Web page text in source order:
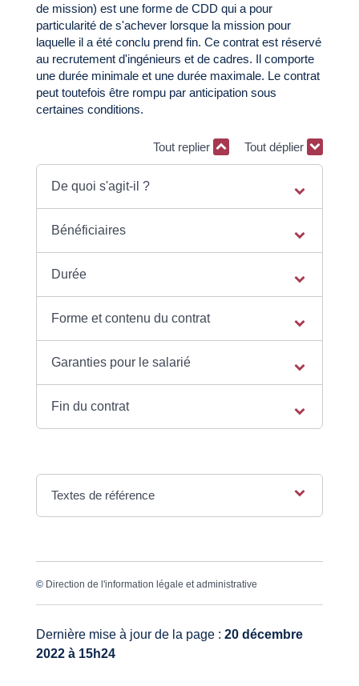
de mission) est une forme de CDD qui a pour
particularité de s'achever lorsque la mission pour
laquelle il a été conclu prend fin. Ce contrat est réservé
au recrutement d'ingénieurs et de cadres. Il comporte
une durée minimale et une durée maximale. Le contrat
peut toutefois être rompu par anticipation sous
certaines conditions.
Tout replier Tout déplier
De quoi s'agit-il ?
Bénéficiaires
Durée
Forme et contenu du contrat
Garanties pour le salarié
Fin du contrat
Textes de référence
© Direction de l'information légale et administrative
Dernière mise à jour de la page : 20 décembre
2022 à 15h24